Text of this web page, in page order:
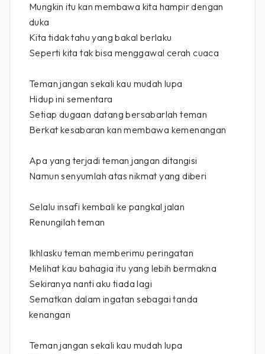
Mungkin itu kan membawa kita hampir dengan
duka
Kita tidak tahu yang bakal berlaku
Seperti kita tak bisa menggawal cerah cuaca
Teman jangan sekali kau mudah lupa
Hidup ini sementara
Setiap dugaan datang bersabarlah teman
Berkat kesabaran kan membawa kemenangan
Apa yang terjadi teman jangan ditangisi
Namun senyumlah atas nikmat yang diberi
Selalu insafi kembali ke pangkal jalan
Renungilah teman
Ikhlasku teman memberimu peringatan
Melihat kau bahagia itu yang lebih bermakna
Sekiranya nanti aku tiada lagi
Sematkan dalam ingatan sebagai tanda
kenangan
Teman jangan sekali kau mudah lupa